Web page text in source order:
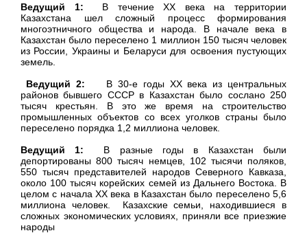
Ведущий 1: В течение XX века на территории
Казахстана шел сложный процесс формирования
многоэтничного общества и народа. В начале века в
Казахстан было переселено 1 миллион 150 тысяч человек
из России, Украины и Беларуси для освоения пустующих
земель.
Ведущий 2:
В 30-е годы XX века из центральных
районов бывшего СССР в Казахстан было сослано 250
тысяч крестьян. В это же время на строительство
промышленных объектов со всех уголков страны было
переселено порядка 1,2 миллиона человек.
Ведущий 1: В разные годы в Казахстан были
депортированы 800 тысяч немцев, 102 тысячи поляков,
550 тысяч представителей народов Северного Кавказа,
около 100 тысяч корейских семей из Дальнего Востока. В
целом с начала XX века в Казахстан было переселено 5,6
миллиона человек. Казахские семьи, находившиеся в
сложных экономических условиях, приняли все приезжие
народы